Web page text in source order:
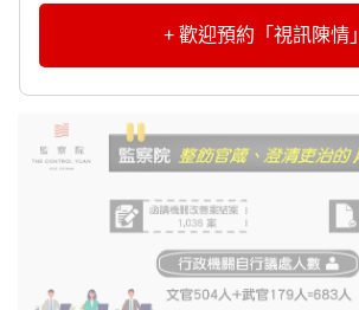
+ 歡迎預約「視訊陳情」